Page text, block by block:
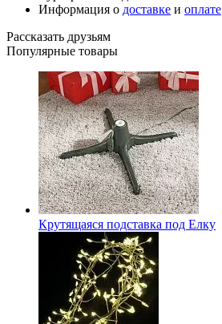
Информация о доставке и оплате
Рассказать друзьям
Популярные товары
Крутящаяся подставка под Елку